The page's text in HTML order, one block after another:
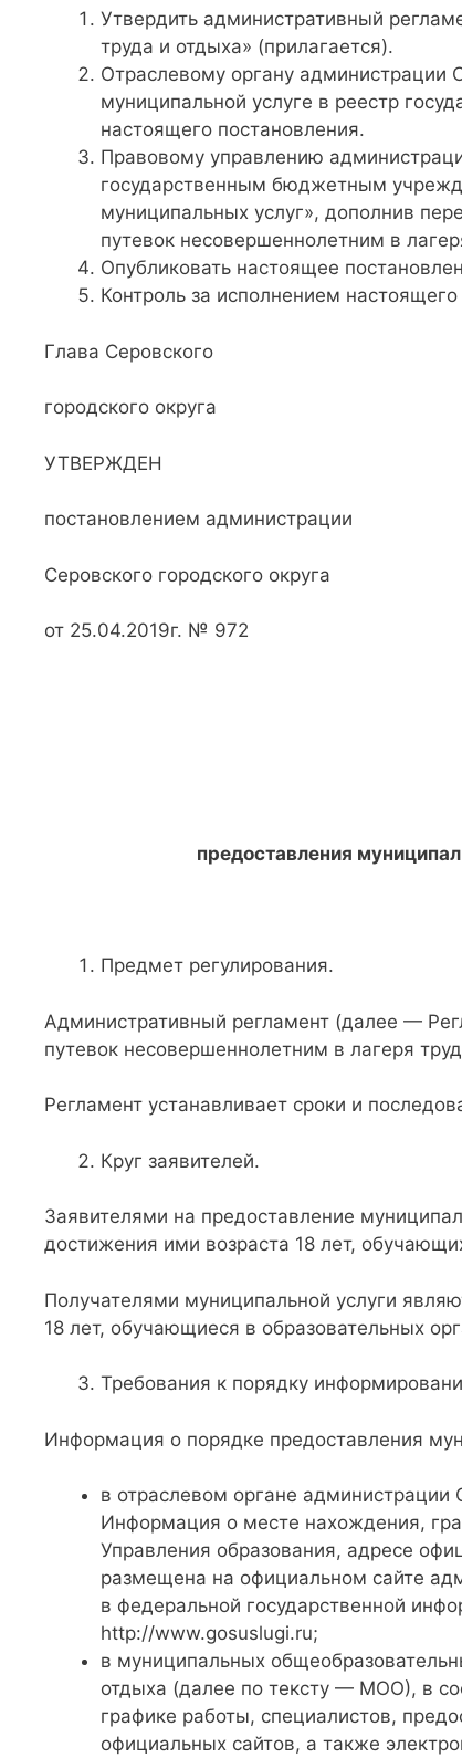
Утвердить административный
труда и отдыха» (прилагается).
Отраслевому органу администрации
муниципальной услуге в реестр
настоящего постановления.
Правовому управлению
государственным бюджетным
муниципальных услуг», дополнив
путевок несовершеннолетним в
Опубликовать настоящее
Контроль за исполнением
Глава Серовского
городского
УТВЕРЖДЕН
постановлением администрации
Серовского городского округа
от 25.04.2019г. № 972
предоставления
Предмет регулирования.
Административный регламент (далее —
путевок несовершеннолетним в лагеря
Регламент устанавливает сроки и
Круг заявителей.
Заявителями на предоставление
достижения ими возраста 18 лет,
Получателями муниципальной услуги
18 лет, обучающиеся в образовательных
Требования к порядку
Информация о порядке предоставления
в отраслевом органе администрации
Информация о месте нахождения,
Управления образования, адресе
размещена на официальном сайте
в федеральной государственной
http://www.gosuslugi.ru;
в муниципальных
отдыха (далее по тексту — МОО), в
графике работы, специалистов,
официальных сайтов, а также